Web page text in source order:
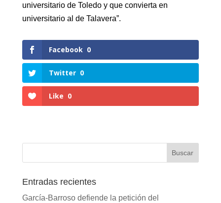
universitario de Toledo y que convierta en
universitario al de Talavera”.
Facebook 0
Twitter 0
Like 0
Entradas recientes
García-Barroso defiende la petición del